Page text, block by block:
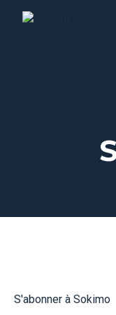
S'abonner à Sokimo